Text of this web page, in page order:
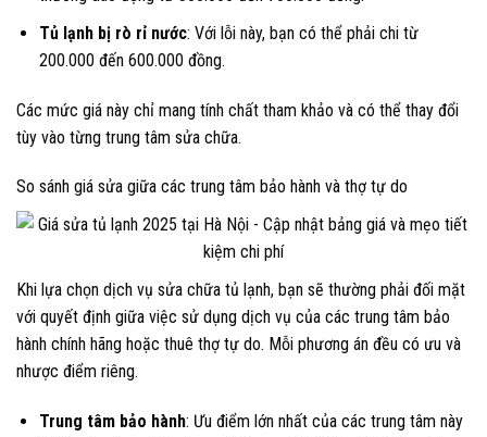
Tủ lạnh bị rò rỉ nước: Với lỗi này, bạn có thể phải chi từ
200.000 đến 600.000 đồng.
Các mức giá này chỉ mang tính chất tham khảo và có thể thay đổi
tùy vào từng trung tâm sửa chữa.
So sánh giá sửa giữa các trung tâm bảo hành và thợ tự do
Khi lựa chọn dịch vụ sửa chữa tủ lạnh, bạn sẽ thường phải đối mặt
với quyết định giữa việc sử dụng dịch vụ của các trung tâm bảo
hành chính hãng hoặc thuê thợ tự do. Mỗi phương án đều có ưu và
nhược điểm riêng.
Trung tâm bảo hành: Ưu điểm lớn nhất của các trung tâm này